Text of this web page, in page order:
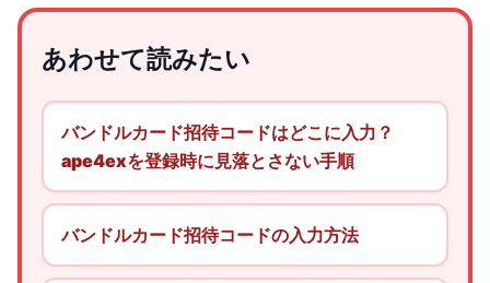
あわせて読みたい
バンドルカード招待コードはどこに入力？
ape4exを登録時に見落とさない手順
バンドルカード招待コードの入力方法